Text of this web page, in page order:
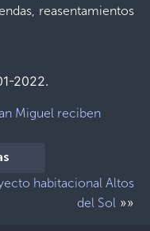
reasentamientos
2022.
Miguel reciben
habitacional Altos
del Sol »»